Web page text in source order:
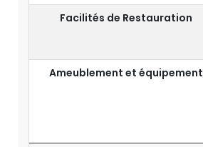
Facilités de Restauration
Ameublement et équipement